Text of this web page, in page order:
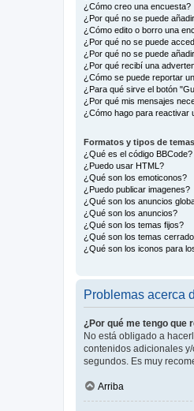
¿Cómo creo una encuesta?
¿Por qué no se puede
¿Cómo edito o borro una
¿Por qué no se puede
¿Por qué no se puede
¿Por qué recibí una
¿Cómo se puede reportar
¿Para qué sirve el botón
¿Por qué mis mensajes
¿Cómo hago para reactivar
Formatos y tipos de temas
¿Qué es el código BBCode?
¿Puedo usar HTML?
¿Qué son los emoticonos?
¿Puedo publicar imagenes?
¿Qué son los anuncios
¿Qué son los anuncios?
¿Qué son los temas fijos?
¿Qué son los temas
¿Qué son los iconos para
Problemas acerca
¿Por qué me tengo que
No está obligado a
contenidos adicionales
segundos. Es muy
Arriba